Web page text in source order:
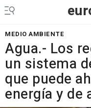
MEDIO AMBIENTE
Agua.- Los
un sistema
que puede
energía y de